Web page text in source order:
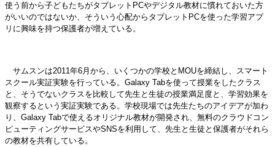
使う前から子どもたちがタブレットPCやデジタル教材に慣れておいた方
がいいのではないか、そういう心配からタブレットPCを使った学習アプ
リに興味を持つ保護者が増えている。
サムスンは2011年6月から、いくつかの学校とMOUを締結し、スマート
スクール実証実験を行っている。Galaxy Tabを使って授業をしたクラス
と、そうでないクラスを比較して先生と生徒の授業満足度と、学習効果を
観察するという実証実験である。学校現場では先生たちのアイデアが加わ
り、Galaxy Tabで使えるオリジナル教材が開発され、無料のクラウドコン
ピューティングサービスやSNSを利用して、先生と生徒と保護者がそれら
の教材を共有している。